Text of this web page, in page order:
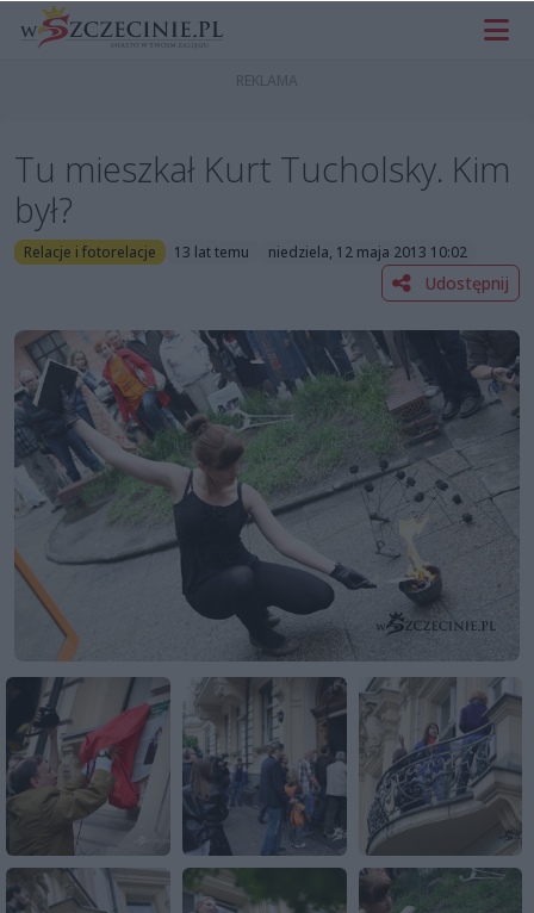
Tu mieszkał Kurt Tucholsky. Kim
był?
Relacje i fotorelacje 13 lat temu niedziela, 12 maja 2013 10:02
Udostępnij